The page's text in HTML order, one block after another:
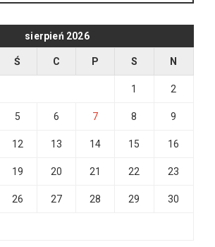
sierpień 2026
Ś C P S N
1 2
5 6 7 8 9
12 13 14 15 16
19 20 21 22 23
26 27 28 29 30